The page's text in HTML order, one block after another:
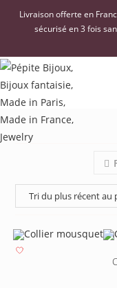
Livraison offerte en
sécurisé en 3 fois